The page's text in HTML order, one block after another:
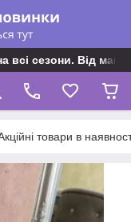
всі сезони. Від
товари в